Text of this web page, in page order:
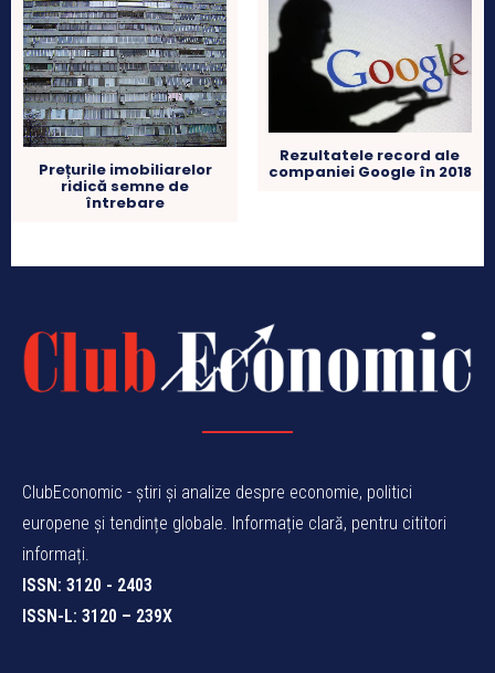
Prețurile imobiliarelor
ridică semne de
întrebare
Rezultatele record ale
companiei Google în 2018
ClubEconomic - știri și analize despre economie, politici
europene și tendințe globale. Informație clară, pentru cititori
informați.
ISSN: 3120 - 2403
ISSN-L: 3120 – 239X